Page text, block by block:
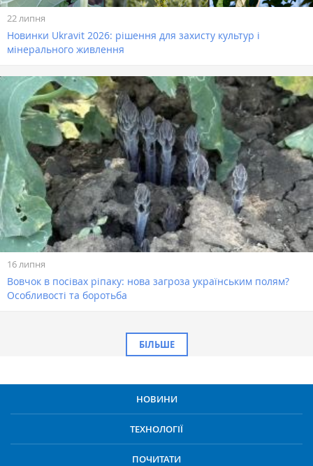
22 липня
Новинки Ukravit 2026: рішення для захисту культур і
мінерального живлення
16 липня
Вовчок в посівах ріпаку: нова загроза українським полям?
Особливості та боротьба
БІЛЬШЕ
НОВИНИ
ТЕХНОЛОГІЇ
ПОЧИТАТИ